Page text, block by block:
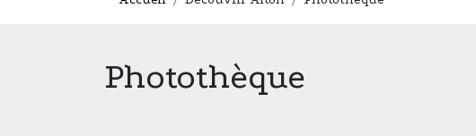
Photothèque